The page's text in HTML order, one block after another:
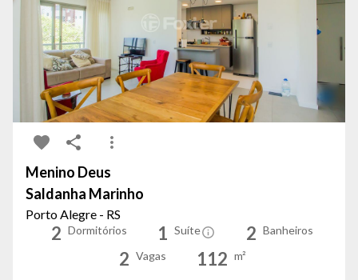
Menino Deus
Saldanha Marinho
Porto Alegre - RS
2 Dormitórios 1 Suíte 2 Banheiros
2 Vagas 112 m²